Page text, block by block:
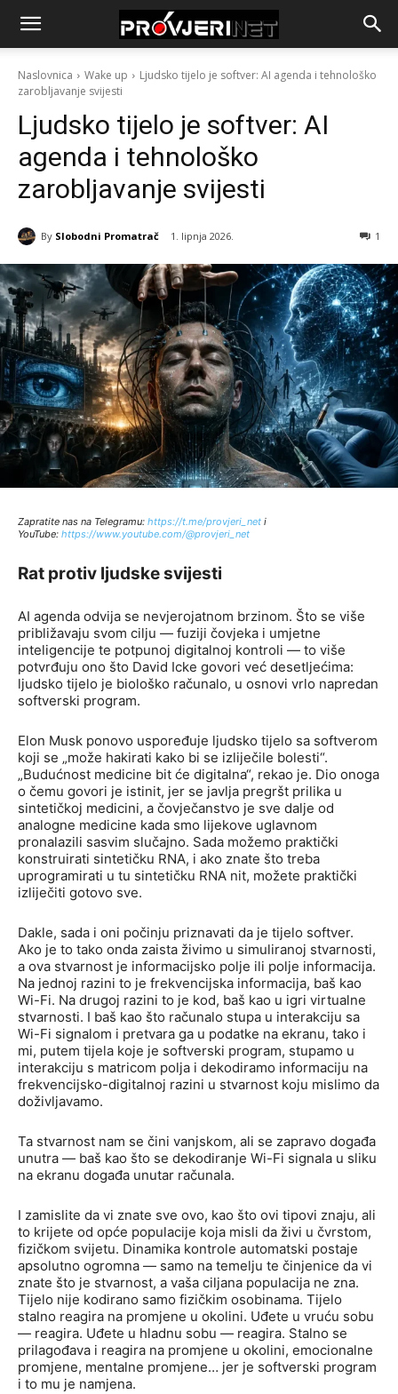
Naslovnica Wake up
Ljudsko tijelo je softver: AI agenda i tehnološko
zarobljavanje svijesti
Ljudsko tijelo je softver: AI
agenda i tehnološko
zarobljavanje svijesti
By Slobodni Promatrač 1. lipnja 2026. 1
Zapratite nas na Telegramu: https://t.me/provjeri_net i
YouTube: https://www.youtube.com/@provjeri_net
Rat protiv ljudske svijesti
AI agenda odvija se nevjerojatnom brzinom. Što se više
približavaju svom cilju — fuziji čovjeka i umjetne
inteligencije te potpunoj digitalnoj kontroli — to više
potvrđuju ono što David Icke govori već desetljećima:
ljudsko tijelo je biološko računalo, u osnovi vrlo napredan
softverski program.
Elon Musk ponovo uspoređuje ljudsko tijelo sa softverom
koji se „može hakirati kako bi se izliječile bolesti“.
„Budućnost medicine bit će digitalna“, rekao je. Dio onoga
o čemu govori je istinit, jer se javlja pregršt prilika u
sintetičkoj medicini, a čovječanstvo je sve dalje od
analogne medicine kada smo lijekove uglavnom
pronalazili sasvim slučajno. Sada možemo praktički
konstruirati sintetičku RNA, i ako znate što treba
uprogramirati u tu sintetičku RNA nit, možete praktički
izliječiti gotovo sve.
Dakle, sada i oni počinju priznavati da je tijelo softver.
Ako je to tako onda zaista živimo u simuliranoj stvarnosti,
a ova stvarnost je informacijsko polje ili polje informacija.
Na jednoj razini to je frekvencijska informacija, baš kao
Wi-Fi. Na drugoj razini to je kod, baš kao u igri virtualne
stvarnosti. I baš kao što računalo stupa u interakciju sa
Wi-Fi signalom i pretvara ga u podatke na ekranu, tako i
mi, putem tijela koje je softverski program, stupamo u
interakciju s matricom polja i dekodiramo informaciju na
frekvencijsko-digitalnoj razini u stvarnost koju mislimo da
doživljavamo.
Ta stvarnost nam se čini vanjskom, ali se zapravo događa
unutra — baš kao što se dekodiranje Wi-Fi signala u sliku
na ekranu događa unutar računala.
I zamislite da vi znate sve ovo, kao što ovi tipovi znaju, ali
to krijete od opće populacije koja misli da živi u čvrstom,
fizičkom svijetu. Dinamika kontrole automatski postaje
apsolutno ogromna — samo na temelju te činjenice da vi
znate što je stvarnost, a vaša ciljana populacija ne zna.
Tijelo nije kodirano samo fizičkim osobinama. Tijelo
stalno reagira na promjene u okolini. Uđete u vruću sobu
— reagira. Uđete u hladnu sobu — reagira. Stalno se
prilagođava i reagira na promjene u okolini, emocionalne
promjene, mentalne promjene… jer je softverski program
i to mu je namjena.